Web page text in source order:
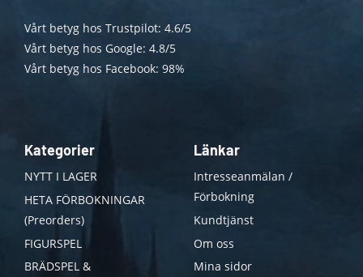
Vårt betyg hos Trustpilot: 4.6/5
Vårt betyg hos Google: 4.8/5
Vårt betyg hos Facebook: 98%
Kategorier
NYTT I LAGER
HETA FÖRBOKNINGAR
(Preorders)
FIGURSPEL
BRÄDSPEL &
Länkar
Intresseanmälan /
Förbokning
Kundtjänst
Om oss
Mina sidor